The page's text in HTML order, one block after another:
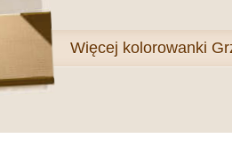
Więcej kolorowanki